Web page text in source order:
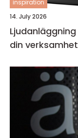
inspiration
14. July 2026
Ljudanläggning så skapar du rätt ljudmiljö för
din verksamhet